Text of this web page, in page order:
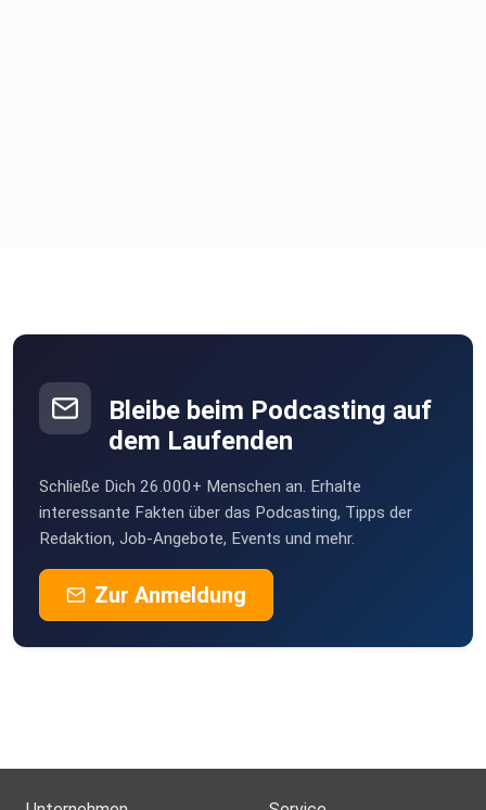
Bleibe beim Podcasting auf
dem Laufenden
Schließe Dich 26.000+ Menschen an. Erhalte
interessante Fakten über das Podcasting, Tipps der
Redaktion, Job-Angebote, Events und mehr.
Zur Anmeldung